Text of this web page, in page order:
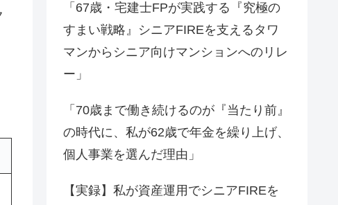
「67歳・宅建士FPが実践する『究極の
すまい戦略』シニアFIREを支えるタワ
マンからシニア向けマンションへのリレ
ー」
「70歳まで働き続けるのが『当たり前』
の時代に、私が62歳で年金を繰り上げ、
個人事業を選んだ理由」
【実録】私が資産運用でシニアFIREを